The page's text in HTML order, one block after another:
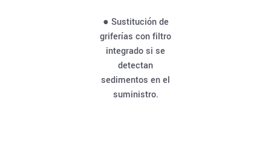
● Sustitución de
griferías con filtro
integrado si se
detectan
sedimentos en el
suministro.